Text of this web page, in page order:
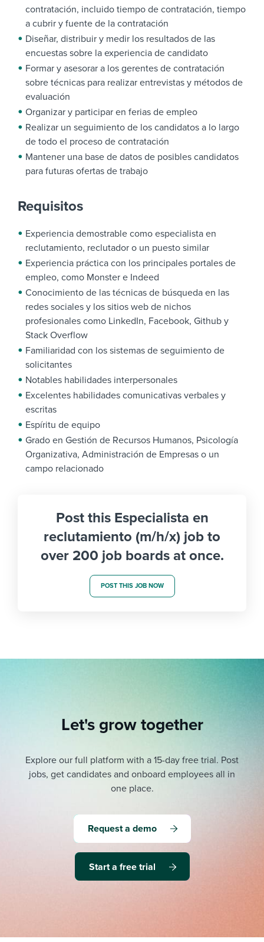
contratación, incluido tiempo de contratación, tiempo
a cubrir y fuente de la contratación
Diseñar, distribuir y medir los resultados de las
encuestas sobre la experiencia de candidato
Formar y asesorar a los gerentes de contratación
sobre técnicas para realizar entrevistas y métodos de
evaluación
Organizar y participar en ferias de empleo
Realizar un seguimiento de los candidatos a lo largo
de todo el proceso de contratación
Mantener una base de datos de posibles candidatos
para futuras ofertas de trabajo
Requisitos
Experiencia demostrable como especialista en
reclutamiento, reclutador o un puesto similar
Experiencia práctica con los principales portales de
empleo, como Monster e Indeed
Conocimiento de las técnicas de búsqueda en las
redes sociales y los sitios web de nichos
profesionales como LinkedIn, Facebook, Github y
Stack Overflow
Familiaridad con los sistemas de seguimiento de
solicitantes
Notables habilidades interpersonales
Excelentes habilidades comunicativas verbales y
escritas
Espíritu de equipo
Grado en Gestión de Recursos Humanos, Psicología
Organizativa, Administración de Empresas o un
campo relacionado
Post this Especialista en
reclutamiento (m/h/x) job to
over 200 job boards at once.
POST THIS JOB NOW
Let's grow together
Explore our full platform with a 15-day free trial. Post
jobs, get candidates and onboard employees all in
one place.
Request a demo
Start a free trial